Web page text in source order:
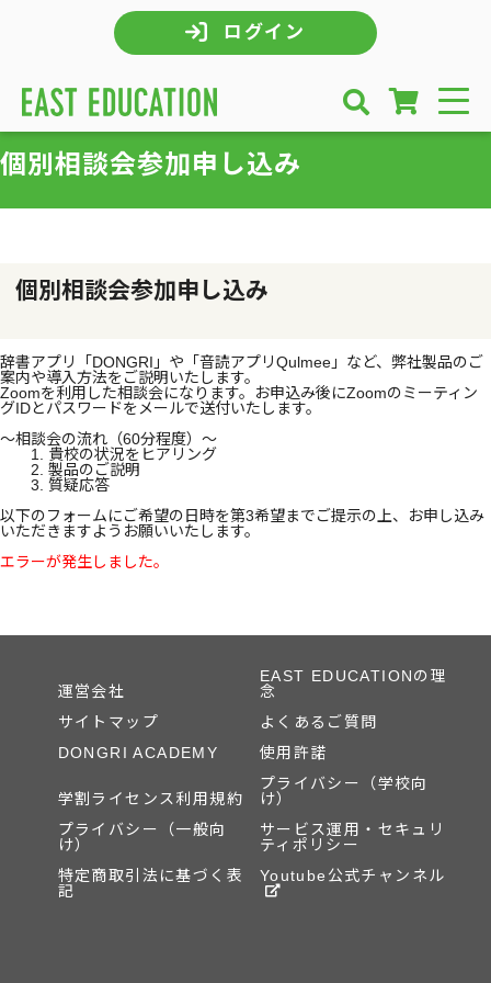
ログイン
個別相談会参加申し込み
個別相談会参加申し込み
辞書アプリ「DONGRI」や「音読アプリQulmee」など、弊社製品のご
案内や導入方法をご説明いたします。
Zoomを利用した相談会になります。お申込み後にZoomのミーティン
グIDとパスワードをメールで送付いたします。
～相談会の流れ（60分程度）～
1. 貴校の状況をヒアリング
2. 製品のご説明
3. 質疑応答
以下のフォームにご希望の日時を第3希望までご提示の上、お申し込み
いただきますようお願いいたします。
エラーが発生しました。
運営会社
EAST EDUCATIONの理
念
サイトマップ
よくあるご質問
DONGRI ACADEMY
使用許諾
学割ライセンス利用規約
プライバシー（学校向
け）
プライバシー（一般向
け）
サービス運用・セキュリ
ティポリシー
特定商取引法に基づく表
記
Youtube公式チャンネル